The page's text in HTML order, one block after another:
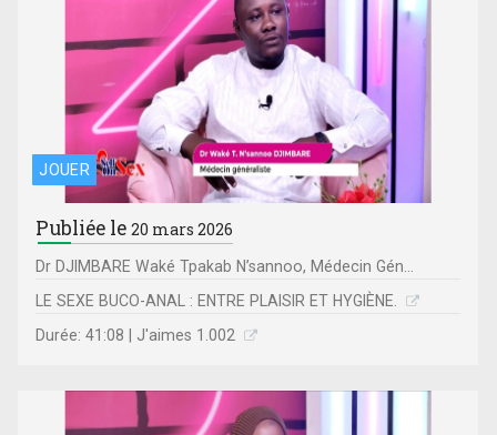
JOUER
Publiée le20 mars 2026
Dr DJIMBARE Waké Tpakab N’sannoo, Médecin Gén...
LE SEXE BUCO-ANAL : ENTRE PLAISIR ET HYGIÈNE.
Durée: 41:08 | J'aimes 1.002